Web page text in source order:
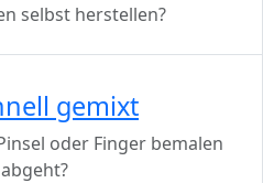
selbst herstellen?
gemixt
oder Finger bemalen